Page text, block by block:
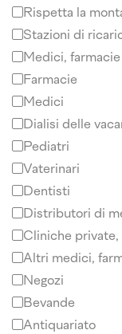
Rispetta la
Stazioni di
Medici, farmacie
Farmacie
Medici
Dialisi delle
Pediatri
Vaterinari
Dentisti
Distributori di
Cliniche
Altri medici,
Negozi
Bevande
Antiquariato